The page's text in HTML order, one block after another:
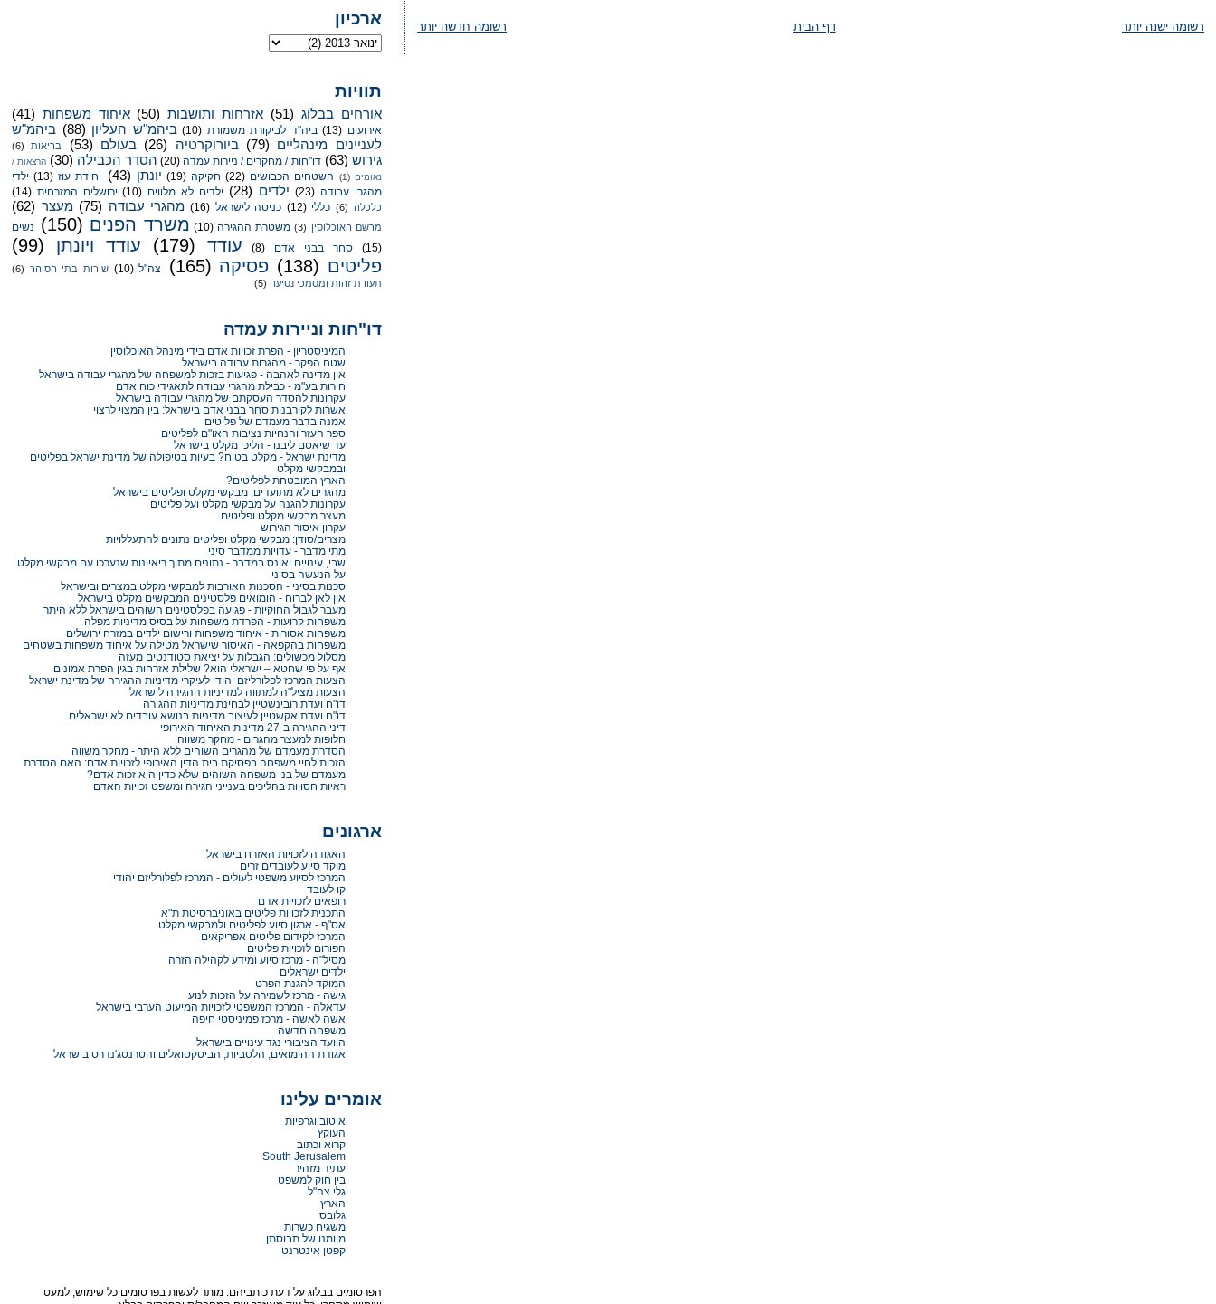
רשומה חדשה יותר רשומה ישנה יותר דף הבית ארכיון
תוויות
אורחים בבלוג (51) אזרחות ותושבות (50) איחוד משפחות (41)
אירועים (13) ביה"ד לביקורת משמורת (10) ביהמ"ש העליון (88) ביהמ"ש
לעניינים מינהליים
(79) ביורוקרטיה (26) בעולם (53) בריאות (6)
גירוש (63) דו"חות / מחקרים / ניירות עמדה (20) הסדר הכבילה (30) הרצאות /
נאומים (1) השטחים הכבושים (22) חקיקה (19) יונתן (43) יחידת עוז (13) ילדי
מהגרי עבודה (23) ילדים (28) ילדים לא מלווים (10) ירושלים המזרחית (14)
כלכלה (6) כללי (12) כניסה לישראל (16) מהגרי עבודה (75) מעצר (62)
מרשם האוכלוסין (3) משטרת ההגירה (10) משרד הפנים (150)
נשים
(15)
סחר בבני אדם (8) עודד (179) עודד ויונתן
(99)
פליטים (138) פסיקה (165) צה"ל (10) שירות בתי הסוהר (6)
תעודת זהות ומסמכי נסיעה (5)
דו"חות וניירות עמדה
המיניסטריון - הפרת זכויות אדם בידי מינהל האוכלוסין
שטח הפקר - מהגרות עבודה בישראל
אין מדינה לאהבה - פגיעות בזכות למשפחה של מהגרי עבודה בישראל
חירות בע"מ - כבילת מהגרי עבודה לתאגידי כוח אדם
עקרונות להסדר העסקתם של מהגרי עבודה בישראל
אשרות לקורבנות סחר בבני אדם בישראל: בין המצוי לרצוי
אמנה בדבר מעמדם של פליטים
ספר העזר והנחיות נציבות האו"ם לפליטים
עד שיאטם ליבנו - הליכי מקלט בישראל
מדינת ישראל - מקלט בטוח? בעיות בטיפולה של מדינת ישראל בפליטים
ובמבקשי מקלט
הארץ המובטחת לפליטים?
מהגרים לא מתועדים, מבקשי מקלט ופליטים בישראל
עקרונות להגנה על מבקשי מקלט ועל פליטים
מעצר מבקשי מקלט ופליטים
עקרון איסור הגירוש
מצרים/סודן: מבקשי מקלט ופליטים נתונים להתעללויות
מתי מדבר - עדויות ממדבר סיני
שבי, עינויים ואונס במדבר - נתונים מתוך ריאיונות שנערכו עם מבקשי מקלט
על הנעשה בסיני
סכנות בסיני - הסכנות האורבות למבקשי מקלט במצרים ובישראל
אין לאן לברוח - הומואים פלסטינים המבקשים מקלט בישראל
מעבר לגבול החוקיות - פגיעה בפלסטינים השוהים בישראל ללא היתר
משפחות קרועות - הפרדת משפחות על בסיס מדיניות מפלה
משפחות אסורות - איחוד משפחות ורישום ילדים במזרח ירושלים
משפחות בהקפאה - האיסור שישראל מטילה על איחוד משפחות בשטחים
מסלול מכשולים: הגבלות על יציאת סטודנטים מעזה
אף על פי שחטא – ישראלי הוא? שלילת אזרחות בגין הפרת אמונים
הצעות המרכז לפלורליזם יהודי לעיקרי מדיניות ההגירה של מדינת ישראל
הצעות מציל"ה למתווה למדיניות ההגירה לישראל
דו"ח ועדת רובינשטיין לבחינת מדיניות ההגירה
דו"ח ועדת אקשטיין לעיצוב מדיניות בנושא עובדים לא ישראלים
דיני ההגירה ב-27 מדינות האיחוד האירופי
חלופות למעצר מהגרים - מחקר משווה
הסדרת מעמדם של מהגרים השוהים ללא היתר - מחקר משווה
הזכות לחיי משפחה בפסיקת בית הדין האירופי לזכויות אדם: האם הסדרת
מעמדם של בני משפחה השוהים שלא כדין היא זכות אדם?
ראיות חסויות בהליכים בענייני הגירה ומשפט זכויות האדם
ארגונים
האגודה לזכויות האזרח בישראל
מוקד סיוע לעובדים זרים
המרכז לסיוע משפטי לעולים - המרכז לפלורליזם יהודי
קו לעובד
רופאים לזכויות אדם
התכנית לזכויות פליטים באוניברסיטת ת"א
אס"ף - ארגון סיוע לפליטים ולמבקשי מקלט
המרכז לקידום פליטים אפריקאים
הפורום לזכויות פליטים
מסיל"ה - מרכז סיוע ומידע לקהילה הזרה
ילדים ישראלים
המוקד להגנת הפרט
גישה - מרכז לשמירה על הזכות לנוע
עדאלה - המרכז המשפטי לזכויות המיעוט הערבי בישראל
אשה לאשה - מרכז פמיניסטי חיפה
משפחה חדשה
הוועד הציבורי נגד עינויים בישראל
אגודת ההומואים, הלסביות, הביסקסואלים והטרנסג'נדרס בישראל
אומרים עלינו
אוטוביוגרפיות
העוקץ
קרוא וכתוב
South Jerusalem
עתיד מזהיר
בין חוק למשפט
גלי צה"ל
הארץ
גלובס
משגיח כשרות
מיומנו של תבוסתן
קפטן אינטרנט
הפרסומים בבלוג על דעת כותביהם. מותר לעשות בפרסומים כל שימוש, למעט